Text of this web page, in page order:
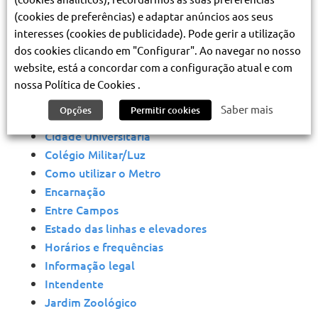
Cais do Sodré
Campo Grande (linha Amarela)
Campo Grande (linha Verde)
Campo Pequeno
Carnide
Carta do Cliente
Chelas
Cidade Universitária
Colégio Militar/Luz
Como utilizar o Metro
Encarnação
Entre Campos
Estado das linhas e elevadores
Horários e frequências
Informação legal
Intendente
Jardim Zoológico
(cookies de preferências) e adaptar anúncios aos seus
interesses (cookies de publicidade). Pode gerir a utilização
dos cookies clicando em "Configurar". Ao navegar no nosso
website, está a concordar com a configuração atual e com
nossa Política de Cookies .
Opções Permitir cookies Saber mais